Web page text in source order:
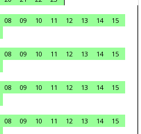
08 09 10 11 12 13 14
15
08 09 10 11 12 13 14
15
08 09 10 11 12 13 14
15
08 09 10 11 12 13 14
15